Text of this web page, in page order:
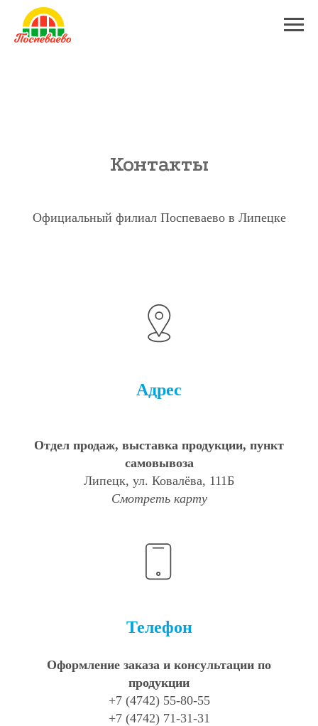
Контакты
Официальный филиал Поспеваево в Липецке
Адрес
Отдел продаж, выставка продукции, пункт
самовывоза
Липецк, ул. Ковалёва, 111Б
Смотреть карту
Телефон
Оформление заказа и консультации по
продукции
+7 (4742) 55-80-55
+7 (4742) 71-31-31